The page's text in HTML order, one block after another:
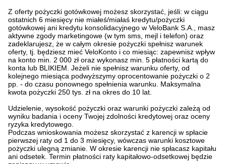
Z oferty pożyczki gotówkowej możesz skorzystać, jeśli: w ciągu
ostatnich 6 miesięcy nie miałeś/miałaś kredytu/pożyczki
gotówkowej ani kredytu konsolidacyjnego w VeloBank S.A., masz
aktywne zgody marketingowe (w tym sms, mejl i telefon) oraz
zadeklarujesz, że w całym okresie pożyczki spełnisz warunek
oferty, tj. będziesz mieć VeloKonto i co miesiąc: zapewnisz wpływ
na konto min. 2 000 zł oraz wykonasz min. 5 płatności kartą do
konta lub BLIKIEM. Jeżeli nie spełnisz warunku oferty, od
kolejnego miesiąca podwyższymy oprocentowanie pożyczki o 2
pp. - do czasu ponownego spełnienia warunku. Maksymalna
kwota pożyczki 250 tys. zł na okres do 10 lat.
Udzielenie, wysokość pożyczki oraz warunki pożyczki zależą od
wyniku badania i oceny Twojej zdolności kredytowej oraz oceny
ryzyka kredytowego.
Podczas wnioskowania możesz skorzystać z karencji w spłacie
pierwszej raty od 1 do 3 miesięcy, wówczas warunki kosztowe
pożyczki ulegną zmianie. W okresie karencji nie spłacasz kapitału
ani odsetek. Termin płatności raty kapitałowo-odsetkowej będzie